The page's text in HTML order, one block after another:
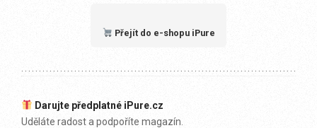
Přejít do e-shopu iPure
Darujte předplatné iPure.cz
Uděláte radost a podpoříte magazín.